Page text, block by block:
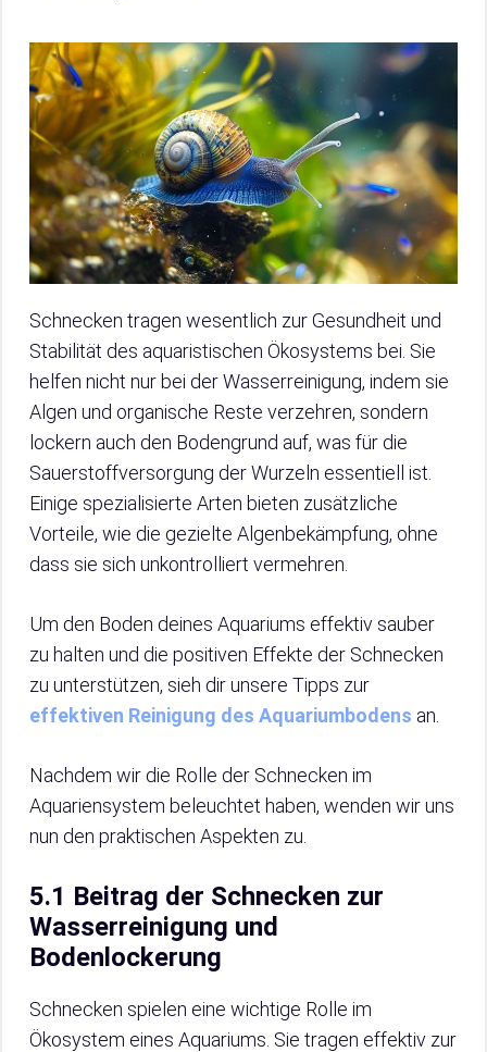
Schnecken tragen wesentlich zur Gesundheit und
Stabilität des aquaristischen Ökosystems bei. Sie
helfen nicht nur bei der Wasserreinigung, indem sie
Algen und organische Reste verzehren, sondern
lockern auch den Bodengrund auf, was für die
Sauerstoffversorgung der Wurzeln essentiell ist.
Einige spezialisierte Arten bieten zusätzliche
Vorteile, wie die gezielte Algenbekämpfung, ohne
dass sie sich unkontrolliert vermehren.
Um den Boden deines Aquariums effektiv sauber
zu halten und die positiven Effekte der Schnecken
zu unterstützen, sieh dir unsere Tipps zur
effektiven Reinigung des Aquariumbodens an.
Nachdem wir die Rolle der Schnecken im
Aquariensystem beleuchtet haben, wenden wir uns
nun den praktischen Aspekten zu.
5.1 Beitrag der Schnecken zur
Wasserreinigung und
Bodenlockerung
Schnecken spielen eine wichtige Rolle im
Ökosystem eines Aquariums. Sie tragen effektiv zur